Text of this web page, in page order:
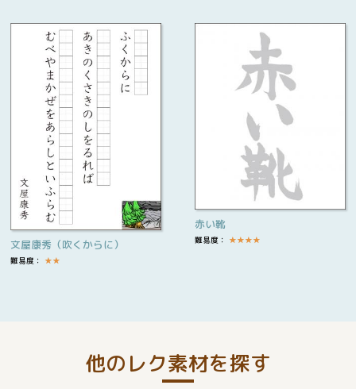
文屋康秀（吹くからに）
難易度： ★★
赤い靴
難易度： ★★★★
他のレク素材を探す